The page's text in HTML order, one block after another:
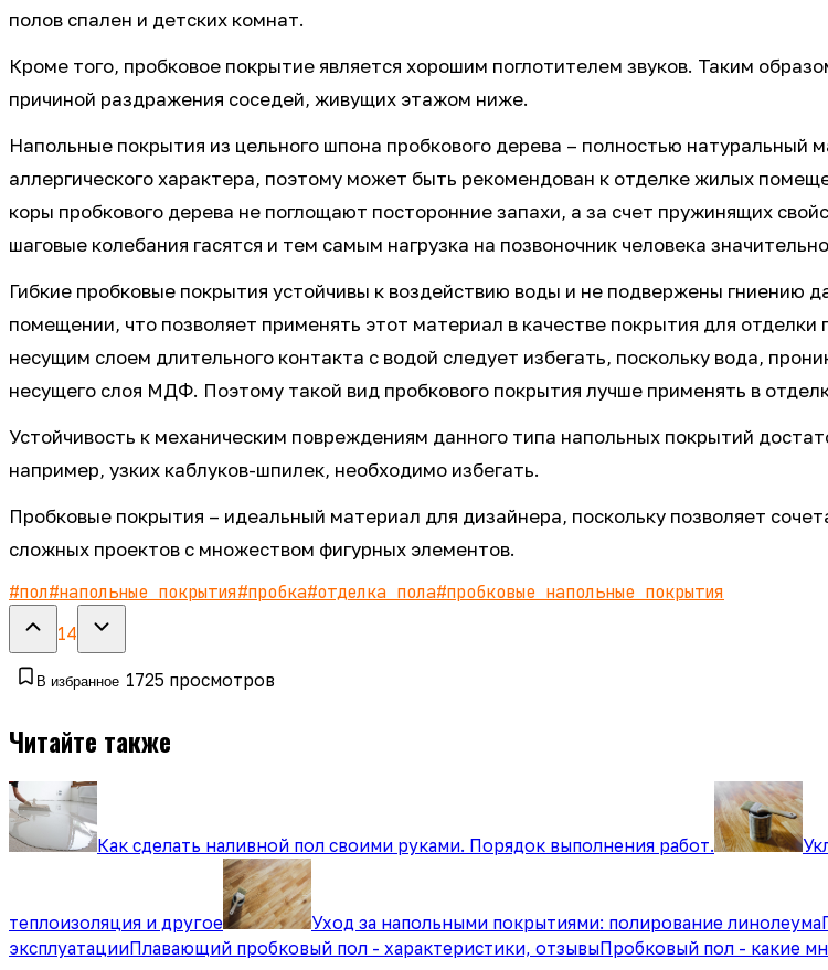
полов спален и детских комнат.
Кроме того, пробковое покрытие является хорошим поглотителем звуков. Таким
причиной раздражения соседей, живущих этажом ниже.
Напольные покрытия из цельного шпона пробкового дерева – полностью натуральный
аллергического характера, поэтому может быть рекомендован к отделке жилых
коры пробкового дерева не поглощают посторонние запахи, а за счет пружинящих
шаговые колебания гасятся и тем самым нагрузка на позвоночник человека
Гибкие пробковые покрытия устойчивы к воздействию воды и не подвержены гниению
помещении, что позволяет применять этот материал в качестве покрытия для
несущим слоем длительного контакта с водой следует избегать, поскольку вода,
несущего слоя МДФ. Поэтому такой вид пробкового покрытия лучше применять в
Устойчивость к механическим повреждениям данного типа напольных покрытий
например, узких каблуков-шпилек, необходимо избегать.
Пробковые покрытия – идеальный материал для дизайнера, поскольку позволяет
сложных проектов с множеством фигурных элементов.
#пол#напольные покрытия#пробка#отделка пола#пробковые напольные покрытия
14
В избранное 1725 просмотров
Читайте также
Как сделать наливной пол своими руками. Порядок выполнения работ.
теплоизоляция и другое Уход за напольными покрытиями: полирование линолеума
эксплуатацииПлавающий пробковый пол - характеристики, отзывыПробковый пол - какие